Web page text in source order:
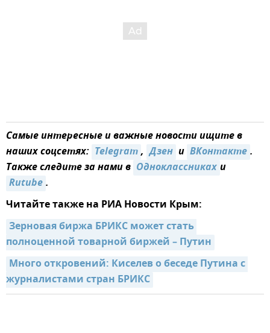
Самые интересные и важные новости ищите в
наших соцсетях: Telegram, Дзен и ВКонтакте.
Также следите за нами в Одноклассникахи
Rutube.
Читайте также на РИА Новости Крым:
Зерновая биржа БРИКС может стать
полноценной товарной биржей – Путин
Много откровений: Киселев о беседе Путина с
журналистами стран БРИКС